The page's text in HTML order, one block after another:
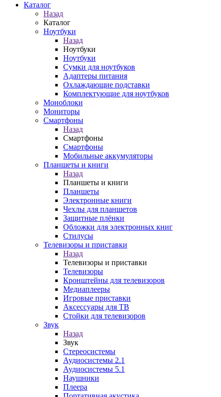
Каталог
Назад
Каталог
Ноутбуки
Назад
Ноутбуки
Ноутбуки
Сумки для ноутбуков
Адаптеры питания
Охлаждающие подставки
Комплектующие для ноутбуков
Моноблоки
Мониторы
Смартфоны
Назад
Смартфоны
Смартфоны
Мобильные аккумуляторы
Планшеты и книги
Назад
Планшеты и книги
Планшеты
Электронные книги
Чехлы для планшетов
Защитные плёнки
Обложки для электронных книг
Стилусы
Телевизоры и приставки
Назад
Телевизоры и приставки
Телевизоры
Кронштейны для телевизоров
Медиаплееры
Игровые приставки
Аксессуары для ТВ
Стойки для телевизоров
Звук
Назад
Звук
Стереосистемы
Аудиосистемы 2.1
Аудиосистемы 5.1
Наушники
Плеера